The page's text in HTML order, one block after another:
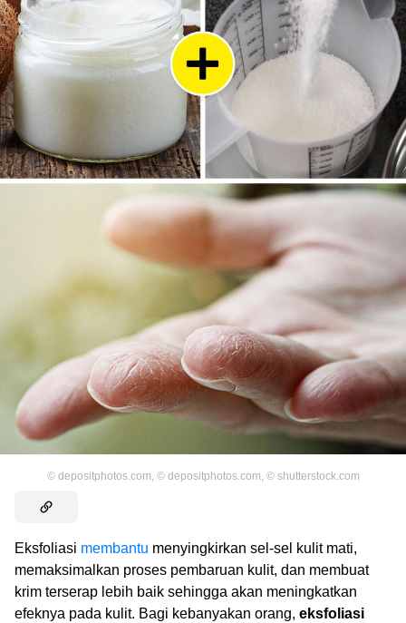
© depositphotos.com, © depositphotos.com, © shutterstock.com
Eksfoliasi membantu menyingkirkan sel-sel kulit mati,
memaksimalkan proses pembaruan kulit, dan membuat
krim terserap lebih baik sehingga akan meningkatkan
efeknya pada kulit. Bagi kebanyakan orang, eksfoliasi